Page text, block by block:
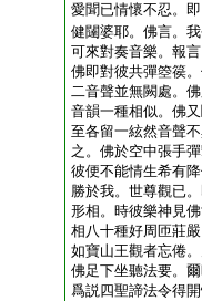
愛聞已情懷不忍。
健闥婆耶。佛言。
可來對奏音樂。報
佛即對彼共彈箜篌
二音聲並無闕處。
音韻一種相似。佛
至各留一絃然音聲
之。佛於空中張手
彼便不能情生希有
勝於我。世尊觀已
形相。時彼樂神見
相八十種好周匝莊
如寶山王觀者忘倦
佛足下坐聽法要。
爲説四聖諦法令得